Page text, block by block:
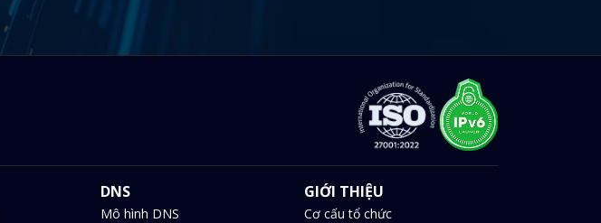
DNS
Mô hình DNS
GIỚI THIỆU
Cơ cấu tổ chức